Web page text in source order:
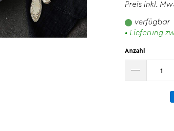
Preis inkl.
verfügbar
• Lieferung
Anzahl